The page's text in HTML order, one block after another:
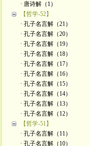
· 唐诗解（1）
【哲学-52】
· 孔子名言解（21）
· 孔子名言解（20）
· 孔子名言解（19）
· 孔子名言解（18）
· 孔子名言解（17）
· 孔子名言解（16）
· 孔子名言解（15）
· 孔子名言解（14）
· 孔子名言解（13）
· 孔子名言解（12）
【哲学-51】
· 孔子名言解（11）
· 孔子名言解（10）